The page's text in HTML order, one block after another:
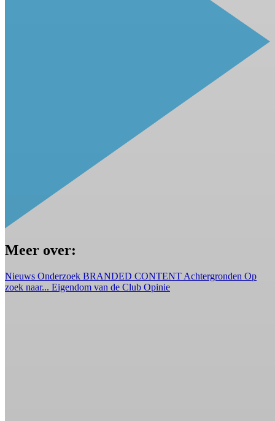
Meer over:
Nieuws Onderzoek BRANDED CONTENT Achtergronden Op
zoek naar... Eigendom van de Club Opinie